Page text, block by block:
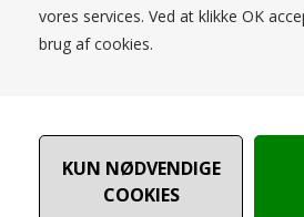
vores services. Ved at klikke OK
brug af cookies.